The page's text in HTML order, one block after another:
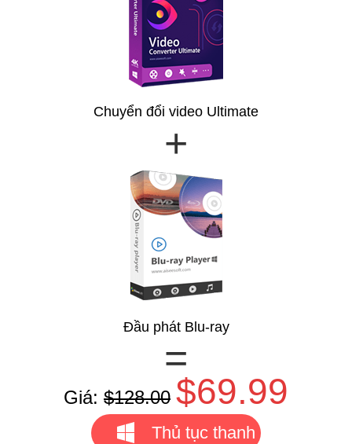
Chuyển đổi video Ultimate
+
Đầu phát Blu-ray
=
Giá: $128.00 $69.99
Thủ tục thanh